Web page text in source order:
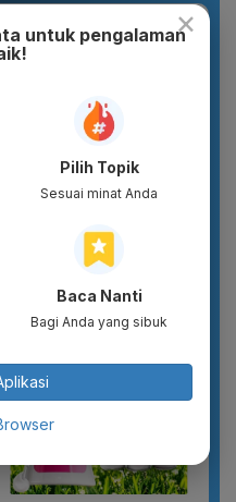
PARFUM SCARLETT
PARFUM WANITA
PARFUM PRIA WANGI
TAHAN...
×
untuk pengalaman
Pilih Topik
Sesuai minat Anda
Baca Nanti
Bagi Anda yang sibuk